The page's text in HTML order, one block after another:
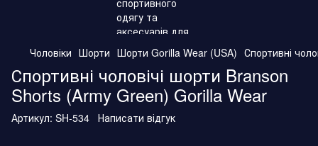
Чоловіки Шорти Шорти Gorilla Wear (USA) Спортивні
Спортивні чоловічі шорти Branson
Shorts (Army Green) Gorilla Wear
Артикул: SH-534 Написати відгук